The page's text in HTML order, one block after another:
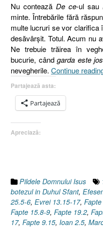
Nu conteazăDe ce-ul sau
minte. Întrebările fără
multe lucruri se vor
desăvârşit. Totul. Acum nu
Ne trebuie trăirea în
bucurie, cândgarda este jos
nevegherile. Continue
Partajează asta:
Partajează
Apreciază:
Pildele Domnului Isus
botezul in Duhul Sfant,
25.5-6, Evrei 13.15-17,
Fapte 15.8-9, Fapte 19.2,
17, Fapte 9.15, Ioan 2.5,